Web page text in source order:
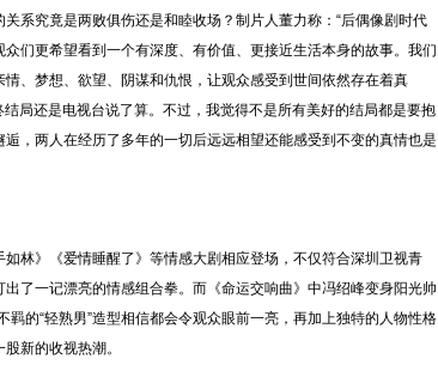
系究竟是两败俱伤还是和睦收场？制片人董力称：“后偶像剧时代
们更希望看到一个有深度、有价值、更接近生活本身的故事。我们
、梦想、欲望、阴谋和仇恨，让观众感受到世间依然存在着真
局还是电视台说了算。不过，我觉得不是所有美好的结局都是要抱
，两人在经历了多年的一切后远远相望还能感受到不变的真情也是
林》《爱情睡醒了》等情感大剧相应登场，不仅符合深圳卫视青
了一记漂亮的情感组合拳。而《命运交响曲》中冯绍峰变身阳光帅
羁的“轻熟男”造型相信都会令观众眼前一亮，再加上独特的人物性格
新的收视热潮。